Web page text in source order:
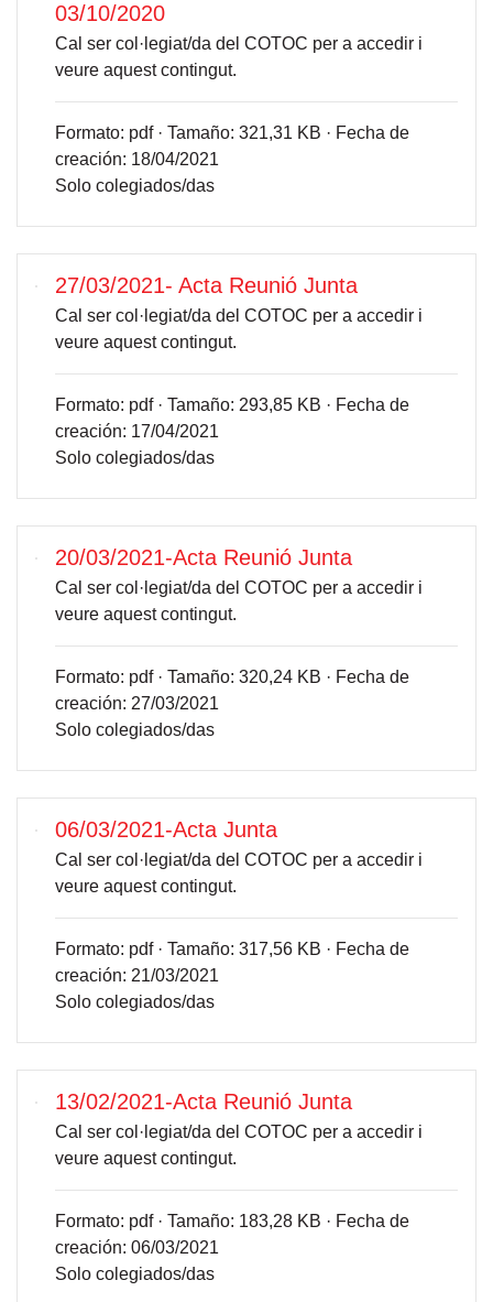
03/10/2020
Cal ser col·legiat/da del COTOC per a accedir i
veure aquest contingut.
Formato: pdf · Tamaño: 321,31 KB · Fecha de
creación: 18/04/2021
Solo colegiados/das
27/03/2021- Acta Reunió Junta
Cal ser col·legiat/da del COTOC per a accedir i
veure aquest contingut.
Formato: pdf · Tamaño: 293,85 KB · Fecha de
creación: 17/04/2021
Solo colegiados/das
20/03/2021-Acta Reunió Junta
Cal ser col·legiat/da del COTOC per a accedir i
veure aquest contingut.
Formato: pdf · Tamaño: 320,24 KB · Fecha de
creación: 27/03/2021
Solo colegiados/das
06/03/2021-Acta Junta
Cal ser col·legiat/da del COTOC per a accedir i
veure aquest contingut.
Formato: pdf · Tamaño: 317,56 KB · Fecha de
creación: 21/03/2021
Solo colegiados/das
13/02/2021-Acta Reunió Junta
Cal ser col·legiat/da del COTOC per a accedir i
veure aquest contingut.
Formato: pdf · Tamaño: 183,28 KB · Fecha de
creación: 06/03/2021
Solo colegiados/das